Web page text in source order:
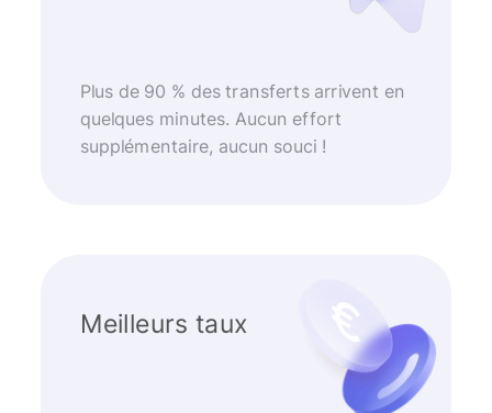
Plus de 90 % des transferts arrivent en
quelques minutes. Aucun effort
supplémentaire, aucun souci !
Meilleurs taux